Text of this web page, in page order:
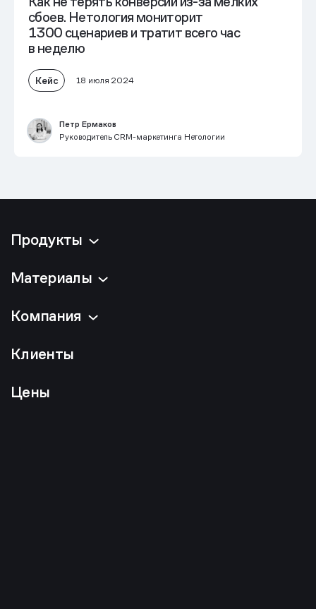
сбоев. Нетология мониторит
1300 сценариев и тратит всего час
в неделю
Кейс 18 июля 2024
Петр Ермаков
Руководитель CRM-маркетинга Нетологии
Продукты
Материалы
Компания
Клиенты
Цены